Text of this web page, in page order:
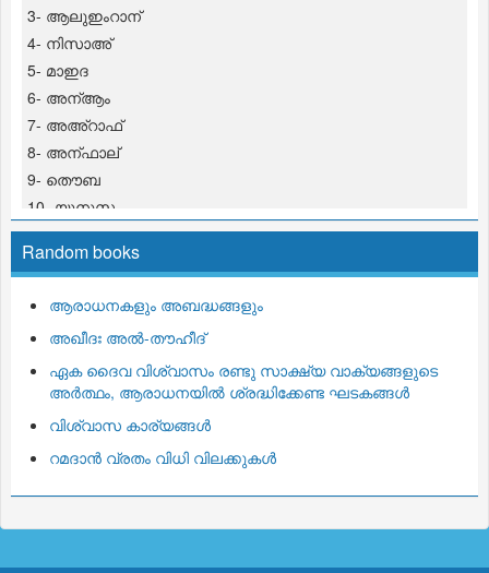
3- ആലുഇംറാന്
4- നിസാഅ്
5- മാഇദ
6- അന്ആം
7- അഅ്റാഫ്
8- അന്ഫാല്
9- തൌബ
10- യൂനുസ
11- ഹൂദ്
12- യൂസുഫ്
14- ഇബ്റാഹീം
15- ഹിജ്റ്
16- നഹ് ല്
17- ഇസ് റാഅ്
18- കഹ്ഫ്
19- മറ് യം
22- ഹജ്ജ്
Random books
ആരാധനകളും അബദ്ധങ്ങളും
അഖീദഃ അല്‍-തൗഹീദ്‌
ഏക ദൈവ വിശ്വാസം രണ്ടു സാക്ഷ്യ വാക്യങ്ങളുടെ
അര്‍ത്ഥം, ആരാധനയില്‍ ശ്രദ്ധിക്കേണ്ട ഘടകങ്ങള്‍
വിശ്വാസ കാര്യങ്ങള്‍
റമദാന്‍ വ്രതം വിധി വിലക്കുകള്‍